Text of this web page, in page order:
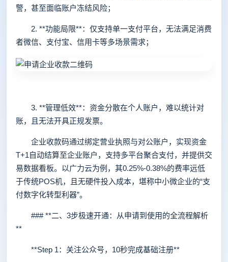
警，甚至面临账户冻结风险；
2. **功能局限**：仅支持单一支付平台，无法满足消费
者微信、支付宝、信用卡等多场景需求；
3. **管理低效**：资金分散在个人账户，难以统计对
账，且无法开具正规发票。
企业收款码通过绑定营业执照与对公账户，实现资金
T+1自动结算至企业账户，支持多平台聚合支付，并提供交
易数据看板。以广力云为例，其0.25%-0.38%的费率远低
于传统POS机，且无硬件投入成本，堪称中小微企业的“支
付数字化转型利器”。
### **二、3步极速开通：从申请到使用的全流程解析
**
**Step 1：关注公众号，10秒完成基础注册**